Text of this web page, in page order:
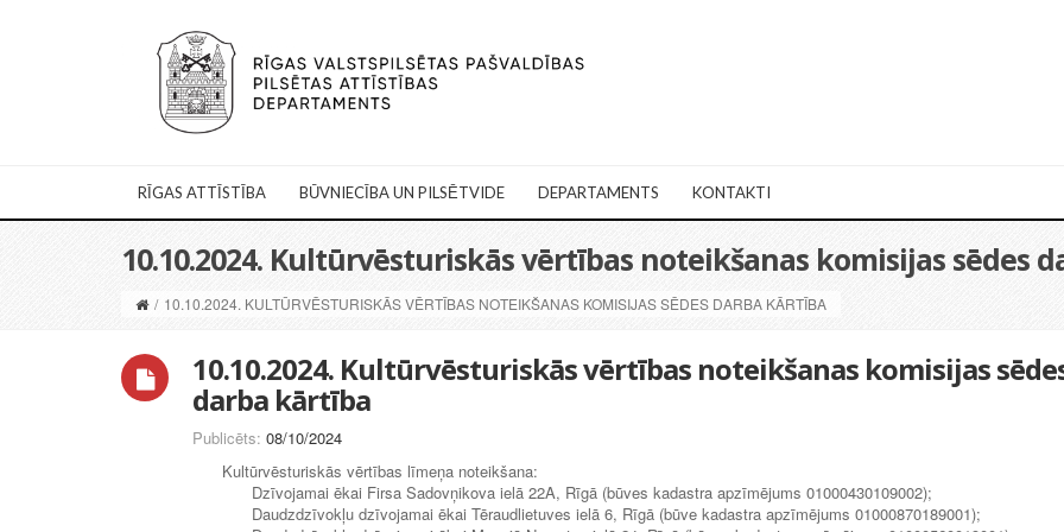
RĪGAS ATTĪSTĪBA BŪVNIECĪBA UN PILSĒTVIDE DEPARTAMENTS KONTAKTI
10.10.2024. Kultūrvēsturiskās vērtības noteikšanas komisijas sēdes
/ 10.10.2024. KULTŪRVĒSTURISKĀS VĒRTĪBAS NOTEIKŠANAS KOMISIJAS SĒDES DARBA KĀRTĪBA
10.10.2024. Kultūrvēsturiskās vērtības noteikšanas komisijas
darba kārtība
Publicēts: 08/10/2024
Kultūrvēsturiskās vērtības līmeņa noteikšana:
Dzīvojamai ēkai Firsa Sadovņikova ielā 22A, Rīgā (būves kadastra apzīmējums 01000430109002);
Daudzdzīvokļu dzīvojamai ēkai Tēraudlietuves ielā 6, Rīgā (būve kadastra apzīmējums 01000870189001);